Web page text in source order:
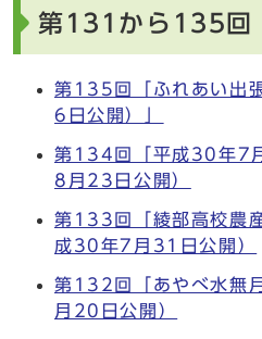
第131から135回
第135回「ふれあい出
6日公開）」
第134回「平成30年7
8月23日公開）
第133回「綾部高校農
成30年7月31日公開）
第132回「あやべ水無
月20日公開）